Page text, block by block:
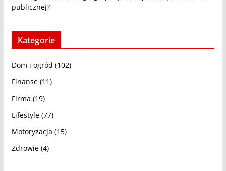
publicznej?
Kategorie
Dom i ogród (102)
Finanse(11)
Firma (19)
Lifestyle(77)
Motoryzacja (15)
Zdrowie(4)